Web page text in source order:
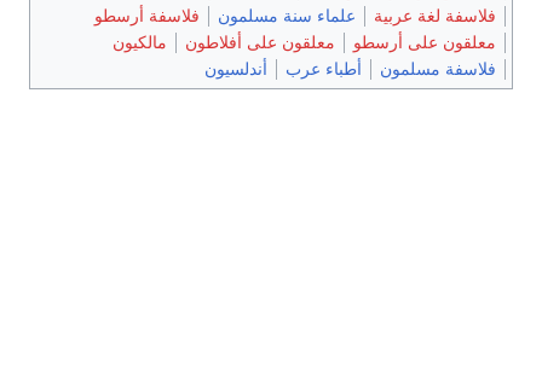
فلاسفة لغة عربية
علماء سنة مسلمون
فلاسفة أرسطو
معلقون على أرسطو
معلقون على أفلاطون
مالكيون
فلاسفة مسلمون
أطباء عرب أندلسيون